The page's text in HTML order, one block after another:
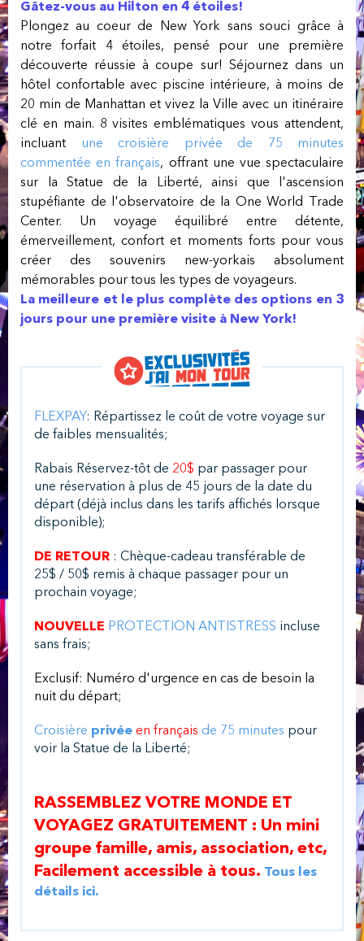
Gâtez-vous au Hilton en 4 étoiles!
Plongez au coeur de New York sans souci grâce à
notre forfait 4 étoiles, pensé pour une première
découverte réussie à coupe sur! Séjournez dans un
hôtel confortable avec piscine intérieure, à moins de
20 min de Manhattan et vivez la Ville avec un itinéraire
clé en main. 8 visites emblématiques vous attendent,
incluant une croisière privée de 75 minutes
commentée en français, offrant une vue spectaculaire
sur la Statue de la Liberté, ainsi que l'ascension
stupéfiante de l'observatoire de la One World Trade
Center. Un voyage équilibré entre détente,
émerveillement, confort et moments forts pour vous
créer des souvenirs new-yorkais absolument
mémorables pour tous les types de voyageurs.
La meilleure et le plus complète des options en 3
jours pour une première visite à New York!
FLEXPAY: Répartissez le coût de votre voyage sur
de faibles mensualités;
Rabais Réservez-tôt de 20$ par passager pour
une réservation à plus de 45 jours de la date du
départ (déjà inclus dans les tarifs affichés lorsque
disponible);
DE RETOUR : Chèque-cadeau transférable de
25$ / 50$ remis à chaque passager pour un
prochain voyage;
NOUVELLE PROTECTION ANTISTRESS incluse
sans frais;
Exclusif: Numéro d'urgence en cas de besoin la
nuit du départ;
Croisière privée en français de 75 minutes pour
voir la Statue de la Liberté;
RASSEMBLEZ VOTRE MONDE ET
VOYAGEZ GRATUITEMENT : Un mini
groupe famille, amis, association, etc,
Facilement accessible à tous. Tous les
détails ici.